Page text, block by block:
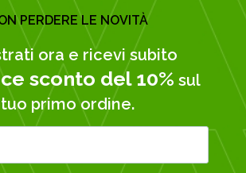
PERDERE LE NOVITÀ
ora e ricevi subito
sconto del 10% sul
tuo primo ordine.